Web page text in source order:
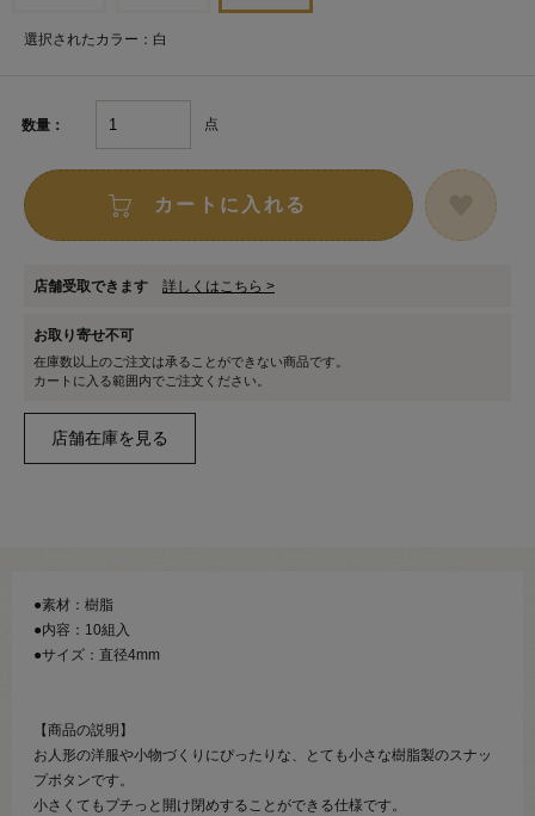
選択されたカラー：白
数量： 点
カートに入れる
店舗受取できます 詳しくはこちら >
お取り寄せ不可
在庫数以上のご注文は承ることができない商品です。
カートに入る範囲内でご注文ください。
●素材：樹脂
●内容：10組入
●サイズ：直径4mm
【商品の説明】
お人形の洋服や小物づくりにぴったりな、とても小さな樹脂製のスナッ
プボタンです。
小さくてもプチっと開け閉めすることができる仕様です。